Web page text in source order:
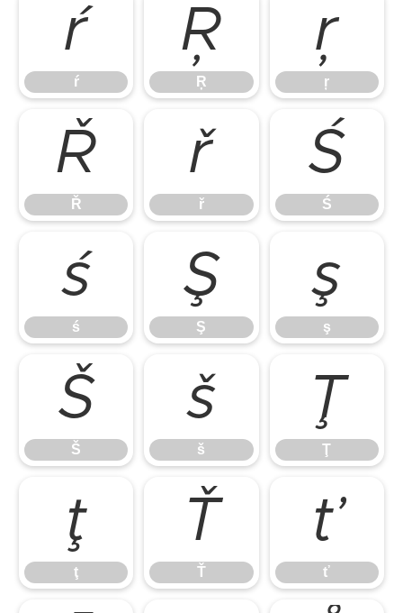
ŕ
ŕ
Ŗ
Ŗ
ŗ
ŗ
Ř
Ř
ř
ř
Ś
Ś
ś
ś
Ş
Ş
ş
ş
Š
Š
š
š
Ţ
Ţ
ţ
ţ
Ť
Ť
ť
ť